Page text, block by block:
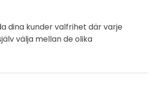
dina kunder valfrihet där varje
välja mellan de olika